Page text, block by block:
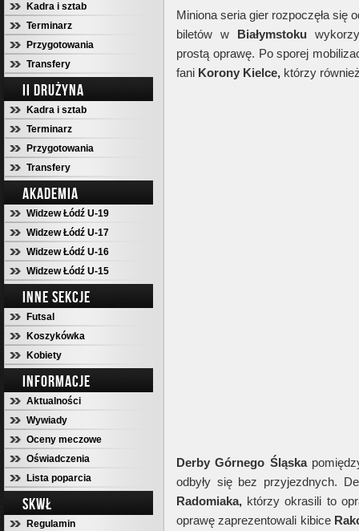
Kadra i sztab
Terminarz
Przygotowania
Transfery
II DRUŻYNA
Kadra i sztab
Terminarz
Przygotowania
Transfery
AKADEMIA
Widzew Łódź U-19
Widzew Łódź U-17
Widzew Łódź U-16
Widzew Łódź U-15
INNE SEKCJE
Futsal
Koszykówka
Kobiety
INFORMACJE
Aktualności
Wywiady
Oceny meczowe
Oświadczenia
Lista poparcia
SKWŁ
Regulamin
Miniona seria gier rozpoczęła się
biletów w Białymstoku
prostą oprawę. Po sporej
fani Korony Kielce, którzy
Derby Górnego Śląska
odbyły się bez przyjezdnych.
Radomiaka, którzy okrasili to
oprawę zaprezentowali kibice